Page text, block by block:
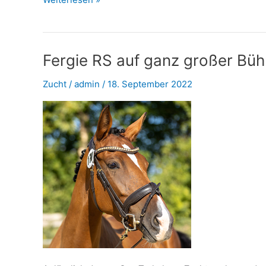
Fergie RS auf ganz großer
Zucht / admin / 18. September 2022